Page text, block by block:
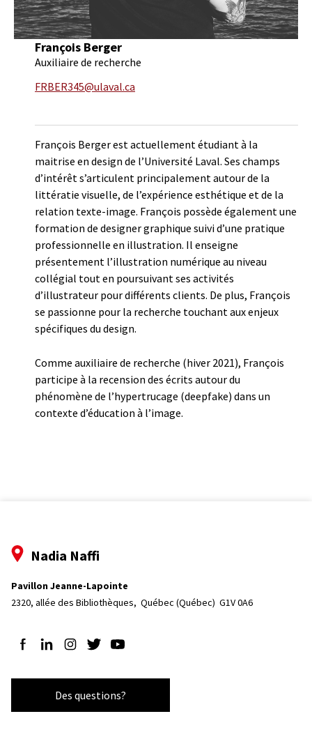
François Berger
Auxiliaire de recherche
FRBER345@ulaval.ca
François Berger est actuellement étudiant à la
maitrise en design de l’Université Laval. Ses champs
d’intérêt s’articulent principalement autour de la
littératie visuelle, de l’expérience esthétique et de la
relation texte-image. François possède également une
formation de designer graphique suivi d’une pratique
professionnelle en illustration. Il enseigne
présentement l’illustration numérique au niveau
collégial tout en poursuivant ses activités
d’illustrateur pour différents clients. De plus, François
se passionne pour la recherche touchant aux enjeux
spécifiques du design.
Comme auxiliaire de recherche (hiver 2021), François
participe à la recension des écrits autour du
phénomène de l’hypertrucage (deepfake) dans un
contexte d’éducation à l’image.
Nadia Naffi
Pavillon Jeanne-Lapointe
2320, allée des Bibliothèques, Québec (Québec)  G1V 0A6
Suivez-nous sur Facebook
Suivez-nous sur LinkedIn
Suivez-nous sur Instagram
Suivez-nous sur Twitter
Suivez-nous sur YouTube
Des questions?